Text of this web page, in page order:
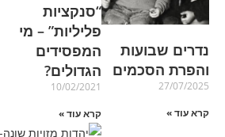
נדרים שבועות
והפרת הסכמים
27/07/2025
קרא עוד »
“סנקציות
פליליות” – מי
המפסידים
הגדולים?
10/02/2021
קרא עוד »